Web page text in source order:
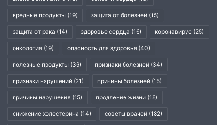
вредные продукты (19) защита от болезней (15)
защита от рака (14) здоровье сердца (16) коронавирус (25)
онкология (19) опасность для здоровья (40)
полезные продукты (36) признаки болезней (34)
признаки нарушений (21) причины болезней (15)
причины нарушения (15) продление жизни (18)
снижение холестерина (14) советы врачей (182)